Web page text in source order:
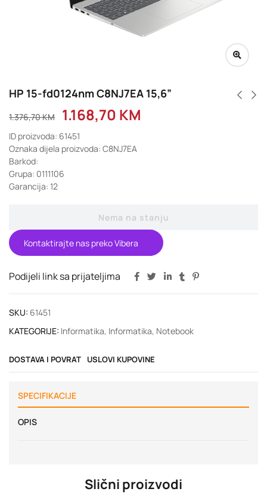
HP 15-fd0124nm C8NJ7EA 15,6”
1.376,70KM 1.168,70 KM
ID proizvoda: 61451
Oznaka dijela proizvoda: C8NJ7EA
Barkod:
Grupa: 0111106
Garancija: 12
Nema na stanju
Kontaktirajte nas preko Vibera
Podijeli link sa prijateljima
SKU: 61451
KATEGORIJE: Informatika, Informatika, Notebook
DOSTAVA I POVRAT USLOVI KUPOVINE
SPECIFIKACIJE
OPIS
Slični proizvodi